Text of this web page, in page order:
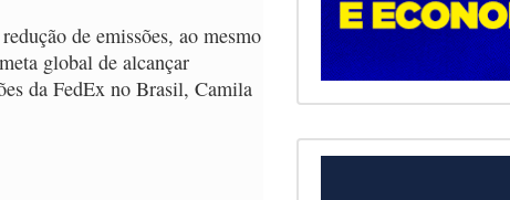
de emissões, ao mesmo
global de alcançar
da FedEx no Brasil, Camila